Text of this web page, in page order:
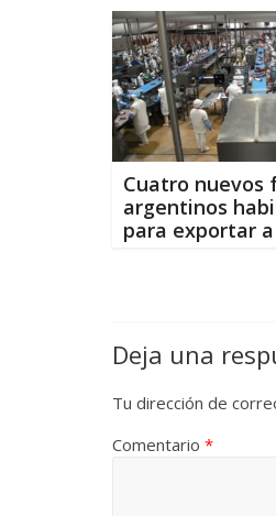
Cuatro nuevos
argentinos
para exportar
Deja una
Tu dirección de
Comentario *